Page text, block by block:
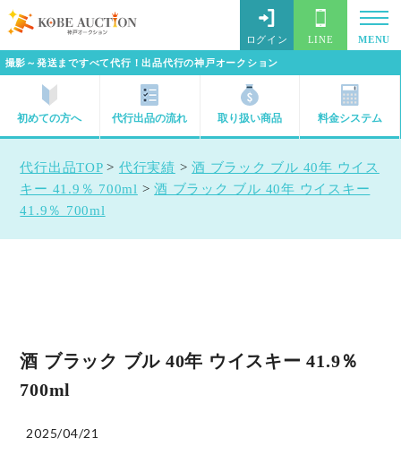
撮影～発送まですべて代行！出品代行の神戸オークション
ログイン LINE MENU
初めての方へ 代行出品の流れ 取り扱い商品 料金システム
代行出品TOP> 代行実績 >酒 ブラック ブル 40年 ウイス
キー 41.9％ 700ml >酒 ブラック ブル 40年 ウイスキー
41.9％ 700ml
酒 ブラック ブル 40年 ウイスキー 41.9％
700ml
2025/04/21